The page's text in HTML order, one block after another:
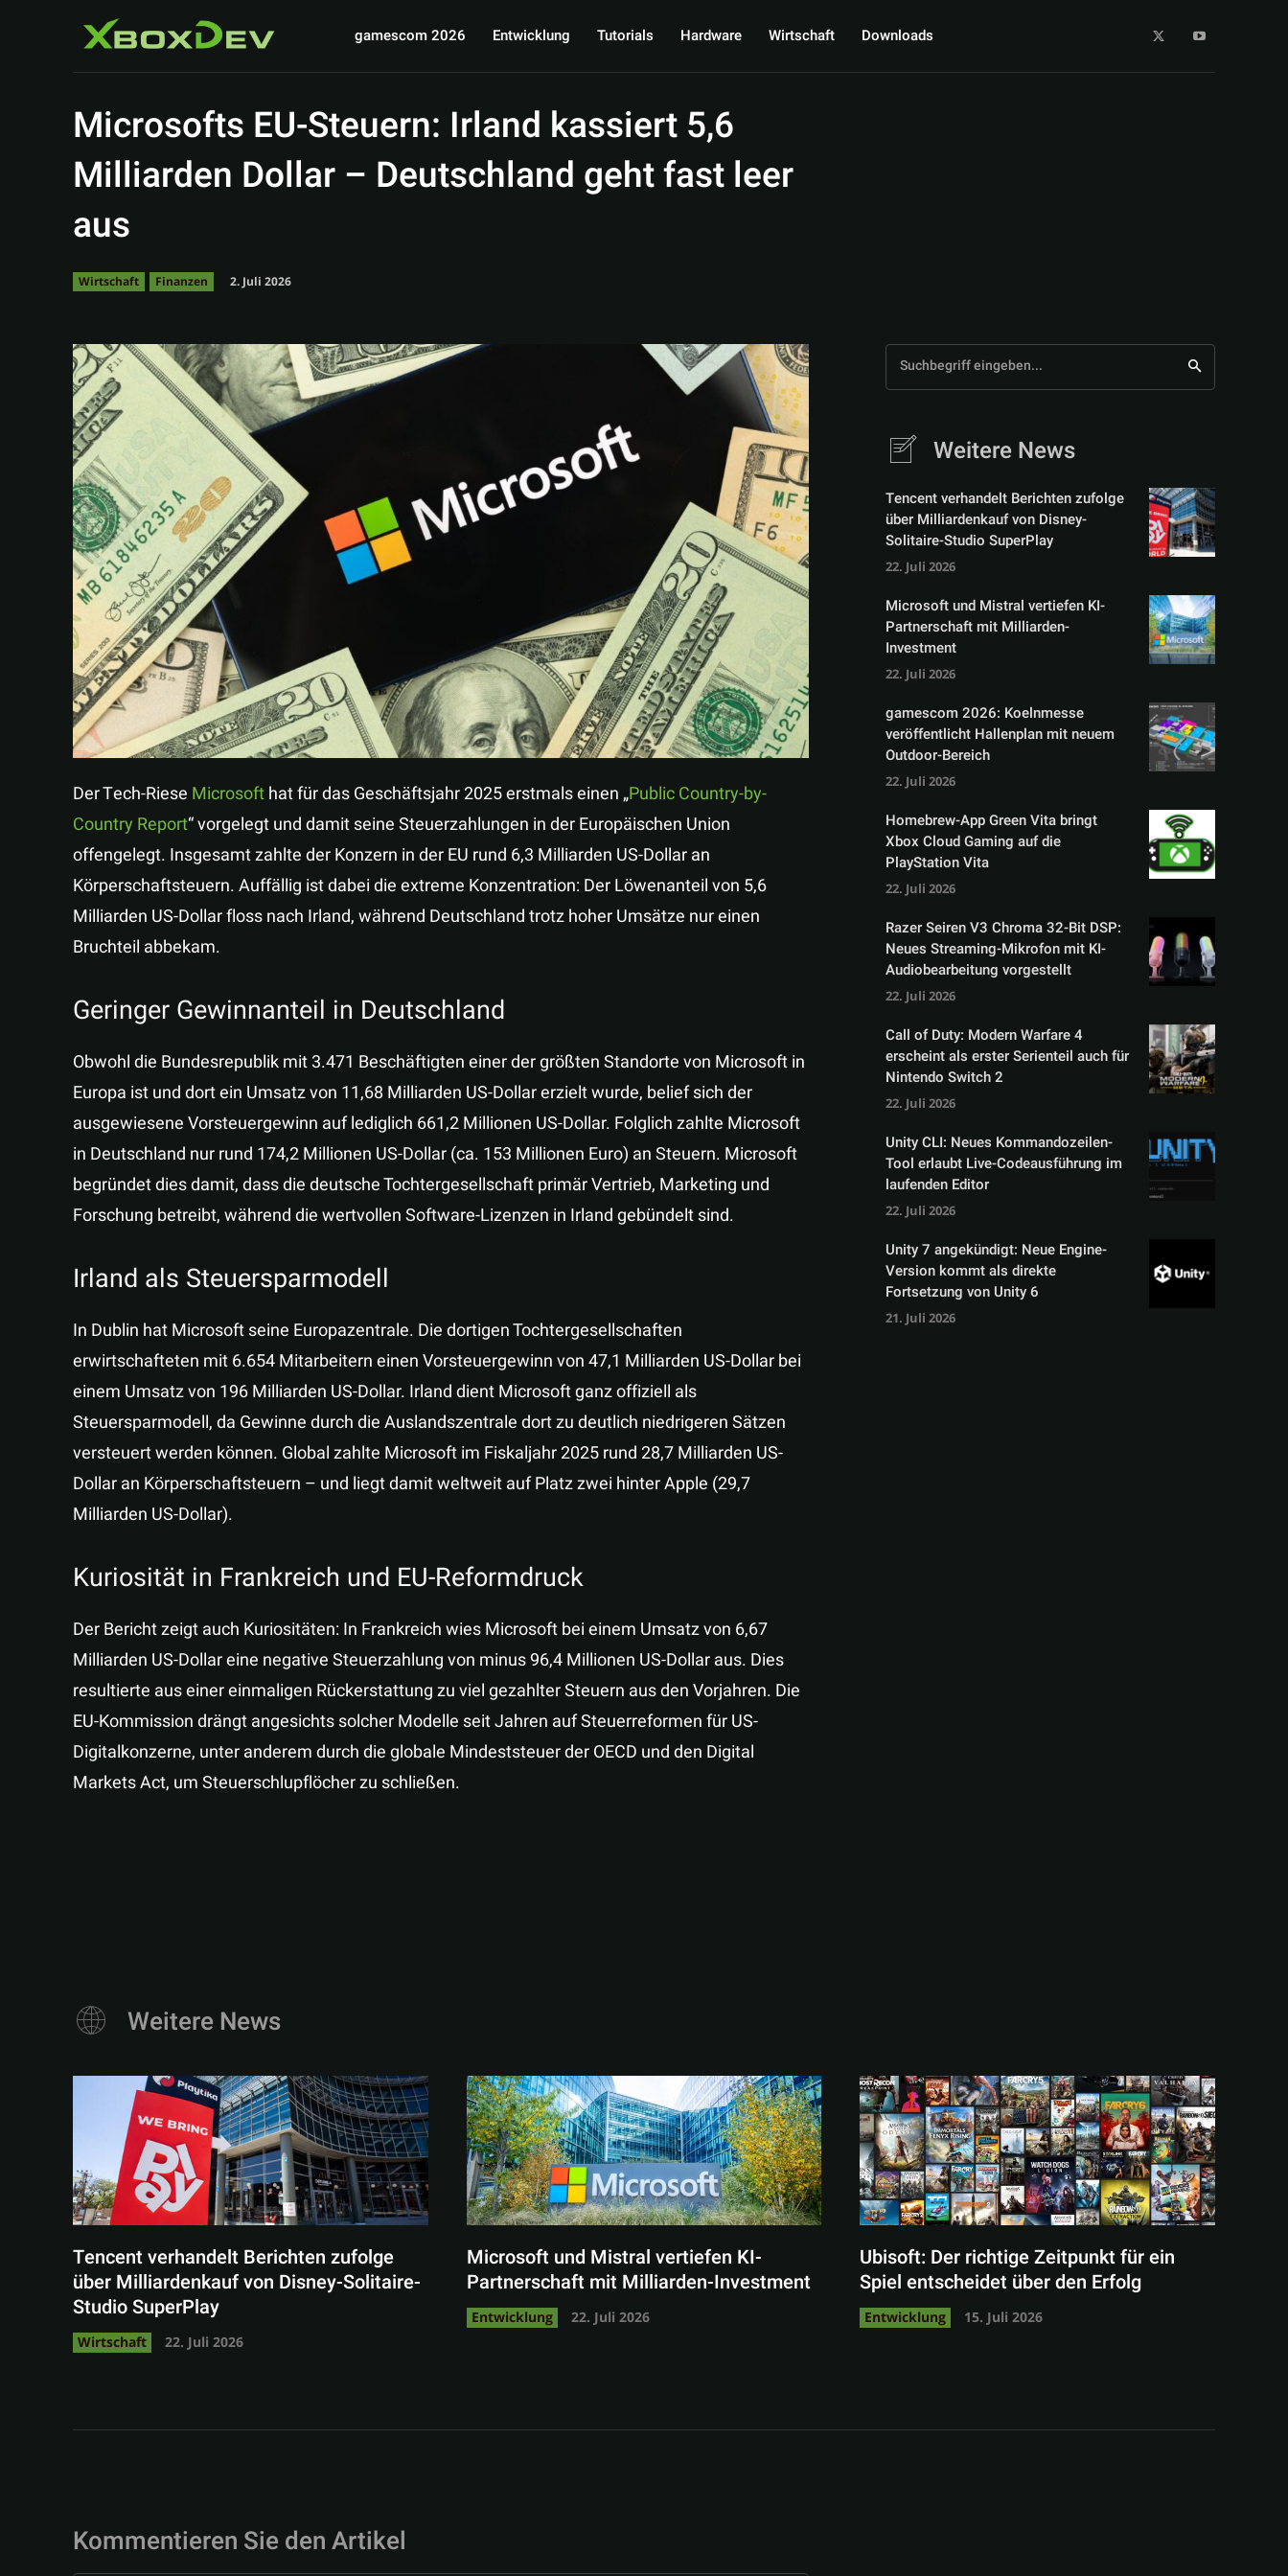
gamescom 2026 Entwicklung Tutorials Hardware Wirtschaft Downloads
Microsofts EU-Steuern: Irland kassiert 5,6
Milliarden Dollar – Deutschland geht fast leer
aus
Wirtschaft Finanzen 2. Juli 2026
Teilen
Der Tech-Riese Microsofthat für das Geschäftsjahr 2025 erstmals einen „Public Country-by-
Country Report“ vorgelegt und damit seine Steuerzahlungen in der Europäischen Union
offengelegt. Insgesamt zahlte der Konzern in der EU rund 6,3 Milliarden US-Dollar an
Körperschaftsteuern. Auffällig ist dabei die extreme Konzentration: Der Löwenanteil von 5,6
Milliarden US-Dollar floss nach Irland, während Deutschland trotz hoher Umsätze nur einen
Bruchteil abbekam.
Geringer Gewinnanteil in Deutschland
Obwohl die Bundesrepublik mit 3.471 Beschäftigten einer der größten Standorte von Microsoft in
Europa ist und dort ein Umsatz von 11,68 Milliarden US-Dollar erzielt wurde, belief sich der
ausgewiesene Vorsteuergewinn auf lediglich 661,2 Millionen US-Dollar. Folglich zahlte Microsoft
in Deutschland nur rund 174,2 Millionen US-Dollar (ca. 153 Millionen Euro) an Steuern. Microsoft
begründet dies damit, dass die deutsche Tochtergesellschaft primär Vertrieb, Marketing und
Forschung betreibt, während die wertvollen Software-Lizenzen in Irland gebündelt sind.
Irland als Steuersparmodell
In Dublin hat Microsoft seine Europazentrale. Die dortigen Tochtergesellschaften
erwirtschafteten mit 6.654 Mitarbeitern einen Vorsteuergewinn von 47,1 Milliarden US-Dollar bei
einem Umsatz von 196 Milliarden US-Dollar. Irland dient Microsoft ganz offiziell als
Steuersparmodell, da Gewinne durch die Auslandszentrale dort zu deutlich niedrigeren Sätzen
versteuert werden können. Global zahlte Microsoft im Fiskaljahr 2025 rund 28,7 Milliarden US-
Dollar an Körperschaftsteuern – und liegt damit weltweit auf Platz zwei hinter Apple (29,7
Milliarden US-Dollar).
Kuriosität in Frankreich und EU-Reformdruck
Der Bericht zeigt auch Kuriositäten: In Frankreich wies Microsoft bei einem Umsatz von 6,67
Milliarden US-Dollar eine negative Steuerzahlung von minus 96,4 Millionen US-Dollar aus. Dies
resultierte aus einer einmaligen Rückerstattung zu viel gezahlter Steuern aus den Vorjahren. Die
EU-Kommission drängt angesichts solcher Modelle seit Jahren auf Steuerreformen für US-
Digitalkonzerne, unter anderem durch die globale Mindeststeuer der OECD und den Digital
Markets Act, um Steuerschlupflöcher zu schließen.
Suchbegriff eingeben...
Weitere News
Tencent verhandelt Berichten zufolge
über Milliardenkauf von Disney-
Solitaire-Studio SuperPlay
22. Juli 2026
Microsoft und Mistral vertiefen KI-
Partnerschaft mit Milliarden-
Investment
22. Juli 2026
gamescom 2026: Koelnmesse
veröffentlicht Hallenplan mit neuem
Outdoor-Bereich
22. Juli 2026
Homebrew-App Green Vita bringt
Xbox Cloud Gaming auf die
PlayStation Vita
22. Juli 2026
Razer Seiren V3 Chroma 32-Bit DSP:
Neues Streaming-Mikrofon mit KI-
Audiobearbeitung vorgestellt
22. Juli 2026
Call of Duty: Modern Warfare 4
erscheint als erster Serienteil auch für
Nintendo Switch 2
22. Juli 2026
Unity CLI: Neues Kommandozeilen-
Tool erlaubt Live-Codeausführung im
laufenden Editor
22. Juli 2026
Unity 7 angekündigt: Neue Engine-
Version kommt als direkte
Fortsetzung von Unity 6
21. Juli 2026
Weitere News
Tencent verhandelt Berichten zufolge
über Milliardenkauf von Disney-Solitaire-
Studio SuperPlay
Wirtschaft 22. Juli 2026
Microsoft und Mistral vertiefen KI-
Partnerschaft mit Milliarden-Investment
Entwicklung 22. Juli 2026
Ubisoft: Der richtige Zeitpunkt für ein
Spiel entscheidet über den Erfolg
Entwicklung 15. Juli 2026
Kommentieren Sie den Artikel